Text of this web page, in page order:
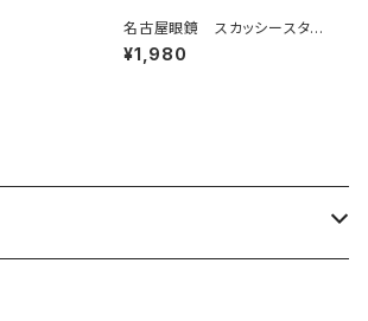
名古屋眼鏡 スカッシースタイ
ル キッズサイズ
¥1,980